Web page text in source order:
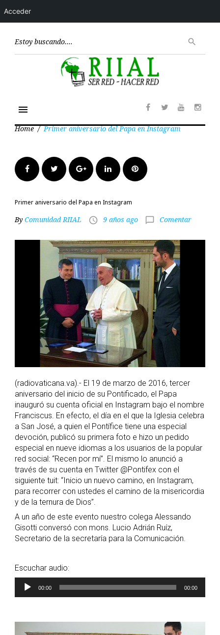
search
menu
Home / Primer aniversario del Papa en Instagram
FacebookTwitter Google+LinkedInPinterest
Primer aniversario del Papa en Instagram
By Comunidad RIIAL access_time 9 años ago chat_bubble_outline Comentar
(radiovaticana.va).- El 19 de marzo de 2016, tercer
aniversario del inicio de su Pontificado, el Papa
inauguró su cuenta oficial en Instagram bajo el nombre
Franciscus. En efecto, el día en el que la Iglesia celebra
a San José, a quien el Pontífice tiene una especial
devoción, publicó su primera foto e hizo un pedido
especial en nueve idiomas a los usuarios de la popular
red social: “Recen por mí”. El mismo lo anunció a
través de su cuenta en Twitter @Pontifex con el
siguiente tuit: “Inicio un nuevo camino, en Instagram,
para recorrer con ustedes el camino de la misericordia
y de la ternura de Dios”.
A un año de este evento nuestro colega Alessando
Gisotti conversó con mons. Lucio Adrián Ruíz,
Secretario de la secretaría para la Comunicación.
Escuchar audio:
Reproductor
00:00 00:00
Acceder